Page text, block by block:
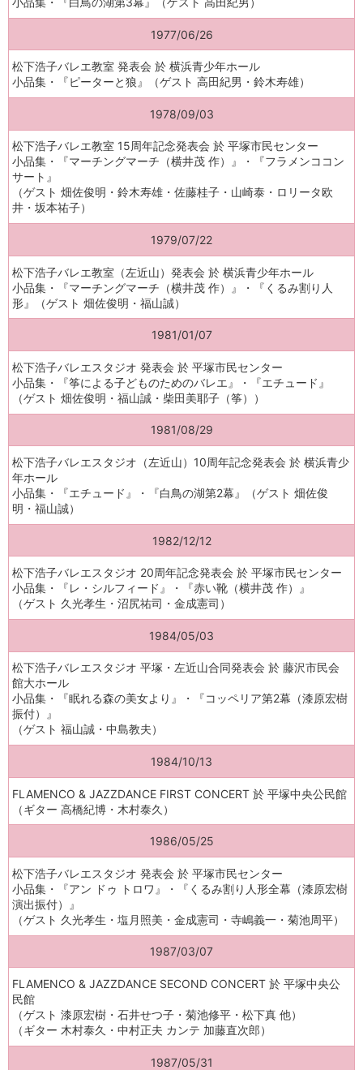
1977/06/26
松下浩子バレエ教室 発表会 於 横浜青少年ホール
小品集・『ピーターと狼』（ゲスト 高田紀男・鈴木寿雄）
1978/09/03
松下浩子バレエ教室 15周年記念発表会 於 平塚市民センター
小品集・『マーチングマーチ（横井茂 作）』・『フラメンココン
サート』
（ゲスト 畑佐俊明・鈴木寿雄・佐藤桂子・山崎泰・ロリータ欧
井・坂本祐子）
1979/07/22
松下浩子バレエ教室（左近山）発表会 於 横浜青少年ホール
小品集・『マーチングマーチ（横井茂 作）』・『くるみ割り人
形』（ゲスト 畑佐俊明・福山誠）
1981/01/07
松下浩子バレエスタジオ 発表会 於 平塚市民センター
小品集・『筝による子どものためのバレエ』・『エチュード』
（ゲスト 畑佐俊明・福山誠・柴田美耶子（筝））
1981/08/29
松下浩子バレエスタジオ（左近山）10周年記念発表会 於 横浜青少
年ホール
小品集・『エチュード』・『白鳥の湖第2幕』（ゲスト 畑佐俊
明・福山誠）
1982/12/12
松下浩子バレエスタジオ 20周年記念発表会 於 平塚市民センター
小品集・『レ・シルフィード』・『赤い靴（横井茂 作）』
（ゲスト 久光孝生・沼尻祐司・金成憲司）
1984/05/03
松下浩子バレエスタジオ 平塚・左近山合同発表会 於 藤沢市民会
館大ホール
小品集・『眠れる森の美女より』・『コッペリア第2幕（漆原宏樹
振付）』
（ゲスト 福山誠・中島教夫）
1984/10/13
FLAMENCO & JAZZDANCE FIRST CONCERT 於 平塚中央公民館
（ギター 高橋紀博・木村泰久）
1986/05/25
松下浩子バレエスタジオ 発表会 於 平塚市民センター
小品集・『アン ドゥ トロワ』・『くるみ割り人形全幕（漆原宏樹
演出振付）』
（ゲスト 久光孝生・塩月照美・金成憲司・寺嶋義一・菊池周平）
1987/03/07
FLAMENCO & JAZZDANCE SECOND CONCERT 於 平塚中央公
民館
（ゲスト 漆原宏樹・石井せつ子・菊池修平・松下真 他）
（ギター 木村泰久・中村正夫 カンテ 加藤直次郎）
1987/05/31